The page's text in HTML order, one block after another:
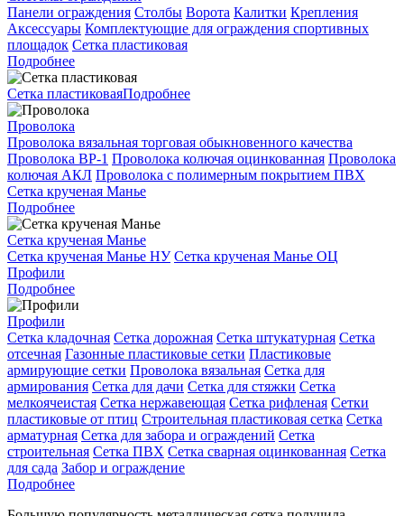
Панели ограждения Столбы Ворота Калитки Крепления
Аксессуары Комплектующие для ограждения спортивных
площадок Сетка пластиковая
Подробнее
Сетка пластиковаяПодробнее
Проволока
Проволока вязальная торговая обыкновенного качества
Проволока ВР-1 Проволока колючая оцинкованная Проволока
колючая АКЛ Проволока с полимерным покрытием ПВХ
Сетка крученая Манье
Подробнее
Сетка крученая Манье
Сетка крученая Манье НУ Сетка крученая Манье ОЦ
Профили
Подробнее
Профили
Сетка кладочная Сетка дорожная Сетка штукатурная Сетка
отсечная Газонные пластиковые сетки Пластиковые
армирующие сетки Проволока вязальная Сетка для
армирования Сетка для дачи Сетка для стяжки Сетка
мелкоячеистая Сетка нержавеющая Сетка рифленая Сетки
пластиковые от птиц Строительная пластиковая сетка Сетка
арматурная Сетка для забора и ограждений Сетка
строительная Сетка ПВХ Сетка сварная оцинкованная Сетка
для сада Забор и ограждение
Подробнее